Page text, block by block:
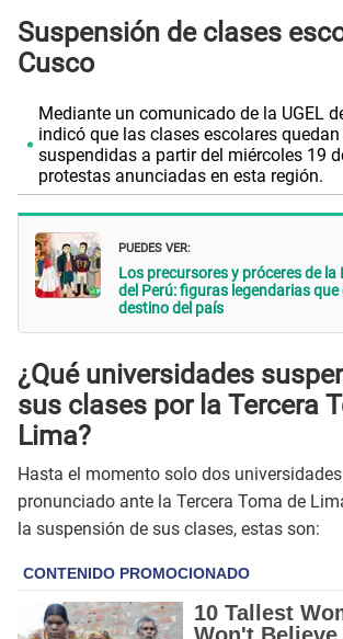
Suspensión de clases
Cusco
Mediante un comunicado de la UGEL
indicó que las clases escolares
suspendidas a partir del miércoles 19
protestas anunciadas en esta región.
PUEDES VER:
Los precursores y próceres de la
del Perú: figuras legendarias que
destino del país
¿Qué universidades
sus clases por la Tercera
Lima?
Hasta el momento solo dos
pronunciado ante la Tercera Toma de
la suspensión de sus clases, estas son: